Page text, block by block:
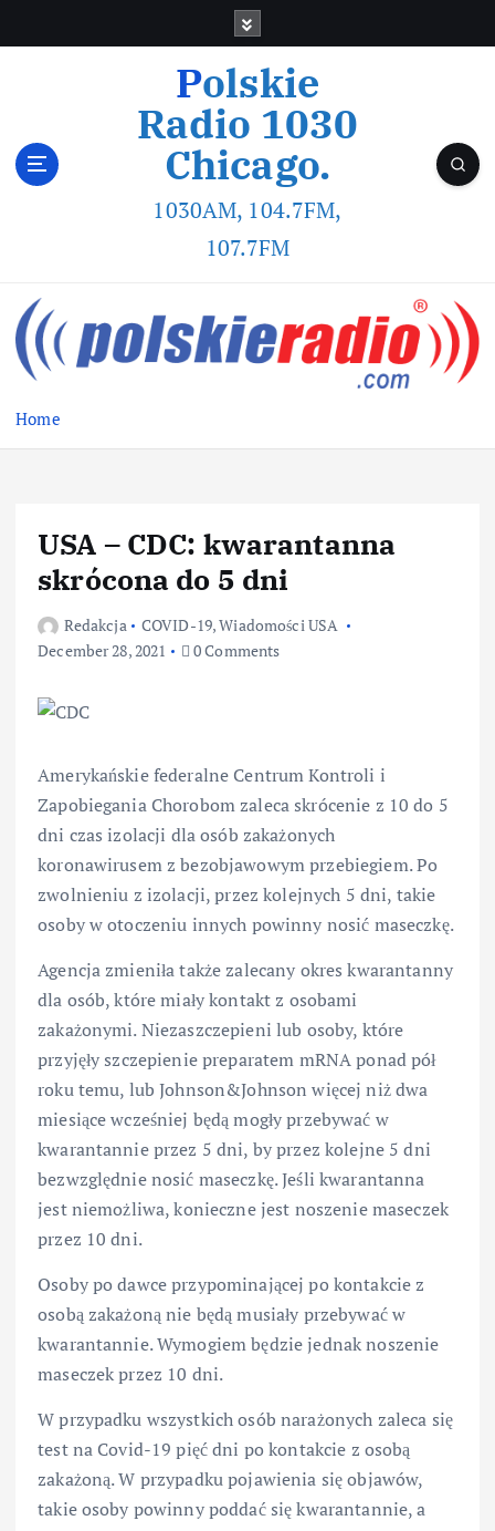
Polskie
Radio 1030
Chicago.
1030AM, 104.7FM,
107.7FM
Home
USA – CDC: kwarantanna
skrócona do 5 dni
Redakcja COVID-19,Wiadomości USA
December 28, 2021
0 Comments
Amerykańskie federalne Centrum Kontroli i
Zapobiegania Chorobom zaleca skrócenie z 10 do 5
dni czas izolacji dla osób zakażonych
koronawirusem z bezobjawowym przebiegiem. Po
zwolnieniu z izolacji, przez kolejnych 5 dni, takie
osoby w otoczeniu innych powinny nosić maseczkę.
Agencja zmieniła także zalecany okres kwarantanny
dla osób, które miały kontakt z osobami
zakażonymi. Niezaszczepieni lub osoby, które
przyjęły szczepienie preparatem mRNA ponad pół
roku temu, lub Johnson&Johnson więcej niż dwa
miesiące wcześniej będą mogły przebywać w
kwarantannie przez 5 dni, by przez kolejne 5 dni
bezwzględnie nosić maseczkę. Jeśli kwarantanna
jest niemożliwa, konieczne jest noszenie maseczek
przez 10 dni.
Osoby po dawce przypominającej po kontakcie z
osobą zakażoną nie będą musiały przebywać w
kwarantannie. Wymogiem będzie jednak noszenie
maseczek przez 10 dni.
W przypadku wszystkich osób narażonych zaleca się
test na Covid-19 pięć dni po kontakcie z osobą
zakażoną. W przypadku pojawienia się objawów,
takie osoby powinny poddać się kwarantannie, a